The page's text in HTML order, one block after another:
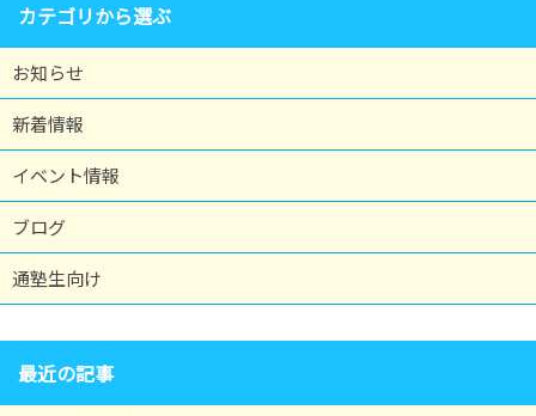
カテゴリから選ぶ
お知らせ
新着情報
イベント情報
ブログ
通塾生向け
最近の記事